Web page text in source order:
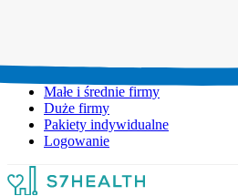
Małe i średnie firmy
Duże firmy
Pakiety indywidualne
Logowanie